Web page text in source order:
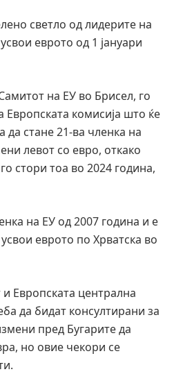
светло од лидерите на
еврото од 1 јануари
на ЕУ во Брисел, го
комисија што ќе
да стане 21-ва членка на
левот со евро, откако
стори тоа во 2024 година,
на ЕУ од 2007 година и е
еврото по Хрватска во
Европската централна
да бидат консултирани за
пред Бугарите да
но овие чекори се